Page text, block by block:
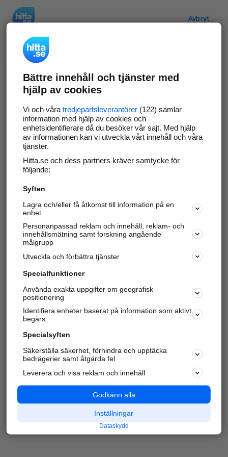
Avbryt
Verifiera ditt företag
Gör som 69 533företag
företagssida på hitta.se och syns bättre mot
kunder i ditt närområde. Helt kostnadsfritt.
Uppdatera din företagsinformation
Svara på och hantera dina omdömen
Har du redan verifierat ditt företag? Logga in
Varje vecka besöker du och4 miljoner
andra
härliga användare oss för att hitta rätt lokal
information om företag, privatpersoner och
platser.
Bättre innehåll och tjänster med
hjälp av cookies
Vi och våra tredjepartsleverantörer(122) samlar
information med hjälp av cookies och
enhetsidentifierare då du besöker vår sajt. Med hjälp
av informationen kan vi utveckla vårt innehåll och våra
tjänster.
Hitta.se och dess partners kräver samtycke för
följande:
Syften
Lagra och/eller få åtkomst till information på en
enhet
Personanpassad reklam och innehåll, reklam- och
innehållsmätning samt forskning angående
målgrupp
Utveckla och förbättra tjänster
Specialfunktioner
Använda exakta uppgifter om geografisk
positionering
Identifiera enheter baserat på information som aktivt
begärs
Specialsyften
Säkerställa säkerhet, förhindra och upptäcka
bedrägerier samt åtgärda fel
Leverera och visa reklam och innehåll
Godkänn alla
Inställningar
Dataskydd